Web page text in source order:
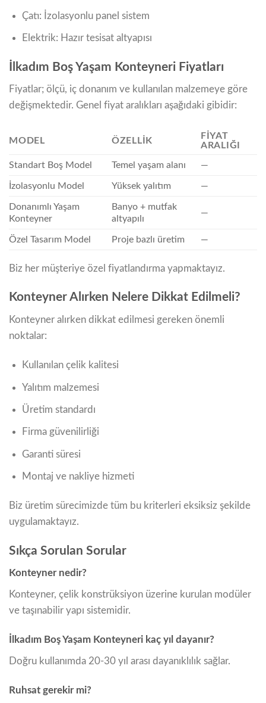
Çatı: İzolasyonlu panel sistem
Elektrik: Hazır tesisat altyapısı
İlkadım Boş Yaşam Konteyneri Fiyatları
Fiyatlar; ölçü, iç donanım ve kullanılan malzemeye göre
değişmektedir. Genel fiyat aralıkları aşağıdaki gibidir:
MODEL ÖZELLIK
FIYAT
ARALIĞI
Standart Boş Model Temel yaşam alanı —
İzolasyonlu Model Yüksek yalıtım —
Donanımlı Yaşam
Konteyner
Banyo + mutfak
altyapılı
—
Özel Tasarım Model Proje bazlı üretim —
Biz her müşteriye özel fiyatlandırma yapmaktayız.
Konteyner Alırken Nelere Dikkat Edilmeli?
Konteyner alırken dikkat edilmesi gereken önemli
noktalar:
Kullanılan çelik kalitesi
Yalıtım malzemesi
Üretim standardı
Firma güvenilirliği
Garanti süresi
Montaj ve nakliye hizmeti
Biz üretim sürecimizde tüm bu kriterleri eksiksiz şekilde
uygulamaktayız.
Sıkça Sorulan Sorular
Konteyner nedir?
Konteyner, çelik konstrüksiyon üzerine kurulan modüler
ve taşınabilir yapı sistemidir.
İlkadım Boş Yaşam Konteyneri kaç yıl dayanır?
Doğru kullanımda 20-30 yıl arası dayanıklılık sağlar.
Ruhsat gerekir mi?